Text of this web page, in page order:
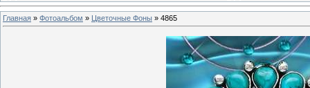
Главная » Фотоальбом » Цветочные Фоны » 4865